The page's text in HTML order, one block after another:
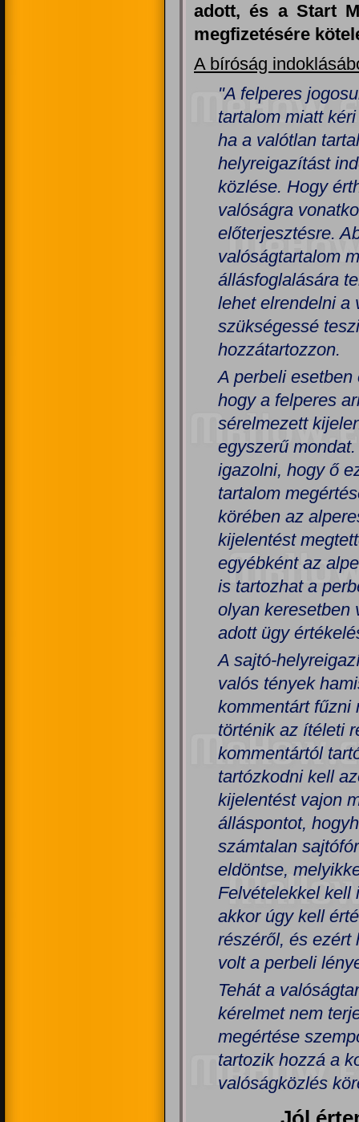
adott, és a Start
megfizetésére
A bíróság
"A felperes
tartalom miatt
ha a valótlan
helyreigazítást
közlése. Hogy
valóságra
előterjesztésre.
valóságtartalom
állásfoglalására
lehet elrendelni a
szükségessé
hozzátartozzon.
A perbeli
hogy a felperes
sérelmezett
egyszerű
igazolni, hogy ő
tartalom
körében az
kijelentést
egyébként az
is tartozhat a
olyan keresetben
adott ügy
A sajtó-
valós tények
kommentárt fűzni
történik az ítéleti
kommentártól
tartózkodni kell
kijelentést vajon
álláspontot,
számtalan
eldöntse,
Felvételekkel kell
akkor úgy kell
részéről, és ezért
volt a perbeli
Tehát a
kérelmet nem
megértése
tartozik hozzá a
valóságközlés